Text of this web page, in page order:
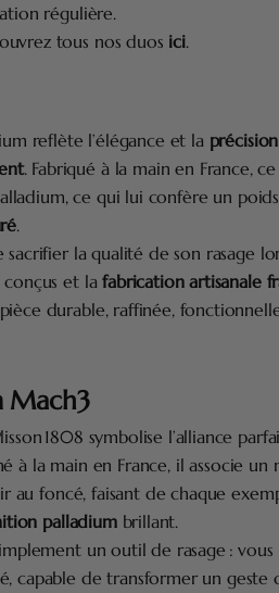
régulière.
tous nos duos ici.
reflète l’élégance et la
. Fabriqué à la main en France,
ce qui lui confère un
.
la qualité de son rasage
conçus et lafabrication artisanale
durable, raffinée,
Mach3
1808 symbolise l’alliance
à la main en France, il associe
foncé, faisant de chaque
palladiumbrillant.
un outil de rasage :
capable de transformer un geste